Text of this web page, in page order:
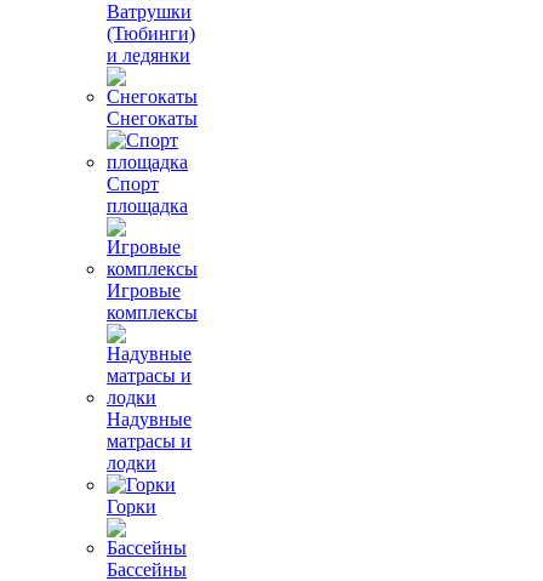
Ватрушки
(Тюбинги)
и ледянки
Снегокаты
Спорт
площадка
Игровые
комплексы
Надувные
матрасы и
лодки
Горки
Бассейны